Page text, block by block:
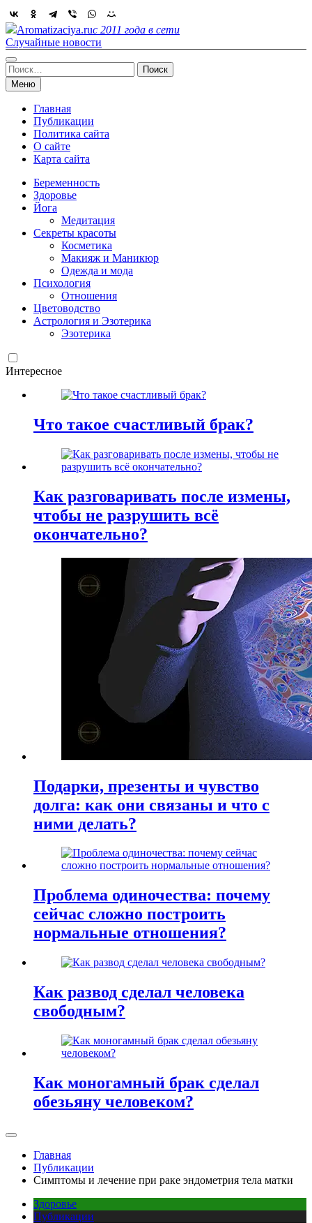
Skip
to
content
Aromatizaciya.ruс 2011 года в сети
Случайные новости
Найти:
Меню
Главная
Публикации
Политика сайта
О сайте
Карта сайта
Беременность
Здоровье
Йога
Медитация
Секреты красоты
Косметика
Макияж и Маникюр
Одежда и мода
Психология
Отношения
Цветоводство
Астрология и Эзотерика
Эзотерика
Интересное
Что такое счастливый брак?
Как разговаривать после измены,
чтобы не разрушить всё
окончательно?
Подарки, презенты и чувство
долга: как они связаны и что с
ними делать?
Проблема одиночества: почему
сейчас сложно построить
нормальные отношения?
Как развод сделал человека
свободным?
Как моногамный брак сделал
обезьяну человеком?
Главная
Публикации
Симптомы и лечение при раке эндометрия тела матки
Здоровье
Публикации